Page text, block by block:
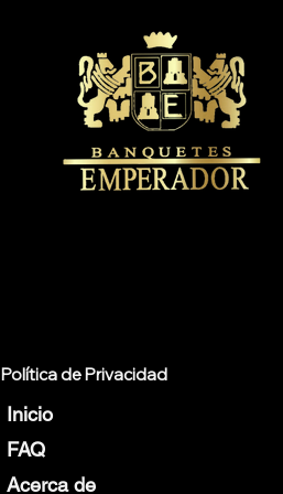
Política de Privacidad
Inicio
FAQ
Acerca de